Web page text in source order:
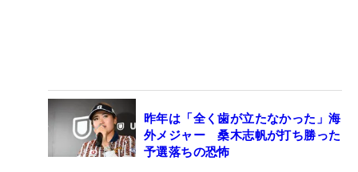
昨年は「全く歯が立たなかった」海
外メジャー 桑木志帆が打ち勝った
予選落ちの恐怖